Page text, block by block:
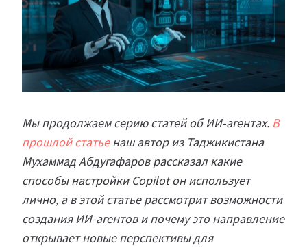
Мы продолжаем серию статей об ИИ-агентах. В
прошлой статье наш автор из Таджикистана
Мухаммад Абдугафаров рассказалкакие
способы настройки Copilot он использует
лично, а в этой статье рассмотрит возможности
создания ИИ-агентов и почему это направление
открывает новые перспективы для